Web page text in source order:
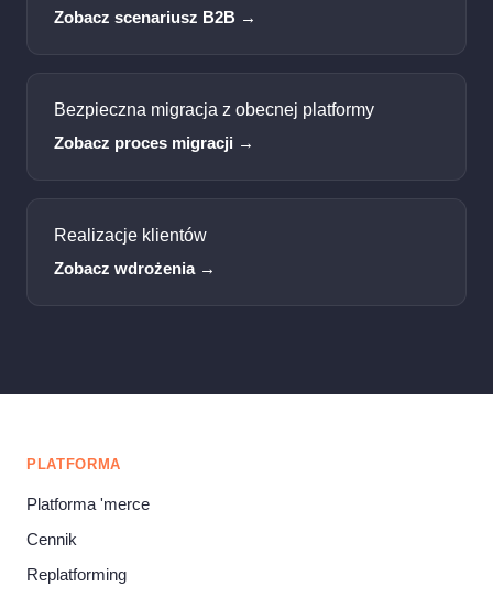
Zobacz scenariusz B2B →
Bezpieczna migracja z obecnej platformy
Zobacz proces migracji →
Realizacje klientów
Zobacz wdrożenia →
PLATFORMA
Platforma 'merce
Cennik
Replatforming